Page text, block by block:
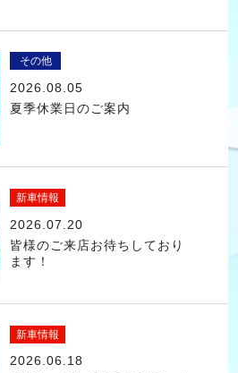
その他
2026.08.05
夏季休業日のご案内
新車情報
2026.07.20
皆様のご来店お待ちしており
ます！
新車情報
2026.06.18